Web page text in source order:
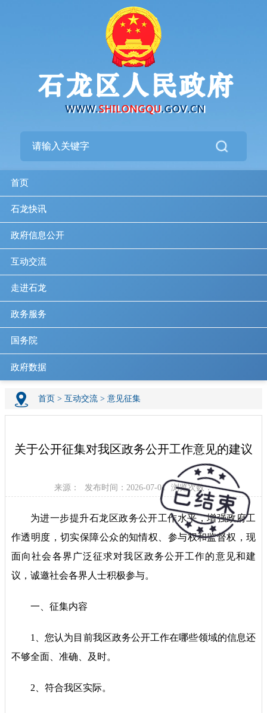
首页
石龙快讯
政府信息公开
互动交流
走进石龙
政务服务
国务院
政府数据
首页 > 互动交流 > 意见征集
关于公开征集对我区政务公开工作意见的建议
来源： 发布时间：2026-07-01 浏览次数：
为进一步提升石龙区政务公开工作水平，增强政府工
作透明度，切实保障公众的知情权、参与权和监督权，现
面向社会各界广泛征求对我区政务公开工作的意见和建
议，诚邀社会各界人士积极参与。
一、征集内容
1、您认为目前我区政务公开工作在哪些领域的信息还
不够全面、准确、及时。
2、符合我区实际。